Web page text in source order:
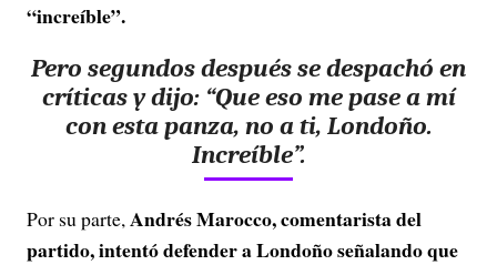
“increíble”.
Pero segundos después se despachó en
críticas y dijo: “Que eso me pase a mí
con esta panza, no a ti, Londoño.
Increíble”.
Por su parte,Andrés Marocco, comentarista del
partido, intentó defender a Londoño señalando que